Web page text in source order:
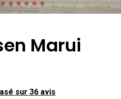
Marui
sur 36 avis